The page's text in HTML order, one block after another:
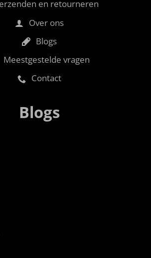
en retourneren
Over ons
Blogs
Meestgestelde vragen
Contact
Blogs